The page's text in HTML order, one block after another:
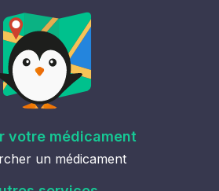
votre médicament
un médicament